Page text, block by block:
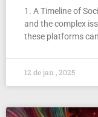
1. A Timeline of
and the complex
these platforms
12 de jan , 2025